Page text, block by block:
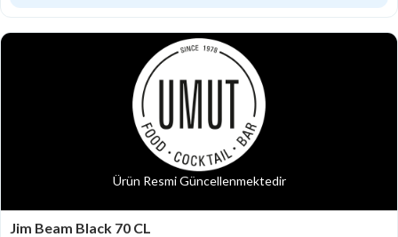
Ürün Resmi Güncellenmektedir
Jim Beam Black 70 CL